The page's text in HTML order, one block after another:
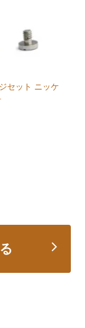
セット ニッケ